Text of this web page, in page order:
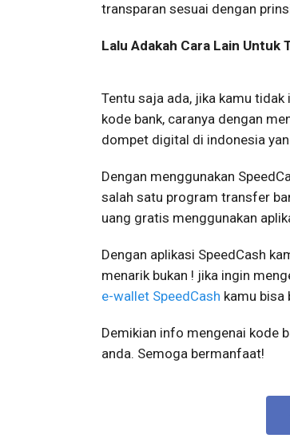
transparan sesuai dengan
Lalu Adakah Cara Lain Untuk
Tentu saja ada, jika kamu
kode bank, caranya dengan
dompet digital di indonesia
Dengan menggunakan
salah satu program transfer
uang gratis menggunakan
Dengan aplikasi SpeedCash
menarik bukan ! jika ingin
e-wallet SpeedCash kamu bisa
Demikian info mengenai kode
anda. Semoga bermanfaat!